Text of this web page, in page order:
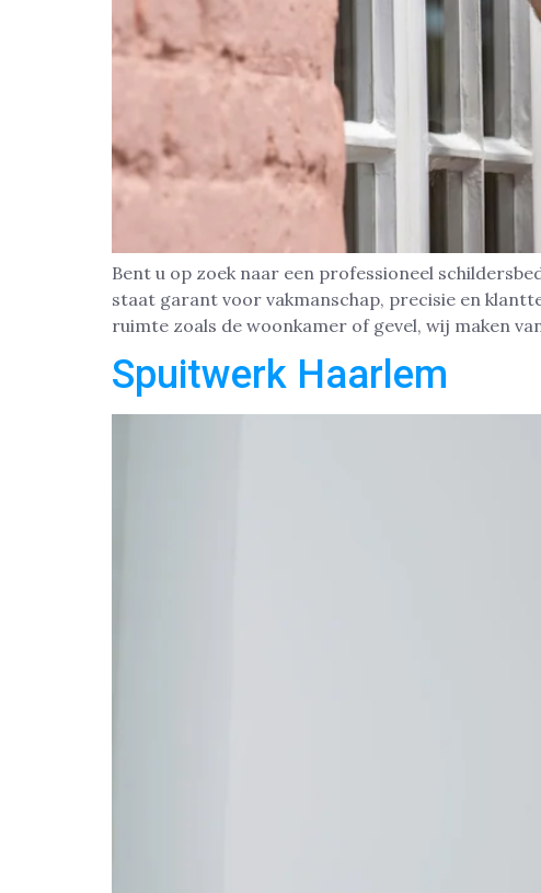
Bent u op zoek naar een professioneel
staat garant voor vakmanschap, precisie en
ruimte zoals de woonkamer of gevel, wij maken
Spuitwerk Haarlem